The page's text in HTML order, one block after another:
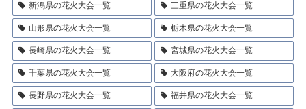
新潟県の花火大会一覧 三重県の花火大会一覧
山形県の花火大会一覧 栃木県の花火大会一覧
長崎県の花火大会一覧 宮城県の花火大会一覧
千葉県の花火大会一覧 大阪府の花火大会一覧
長野県の花火大会一覧 福井県の花火大会一覧